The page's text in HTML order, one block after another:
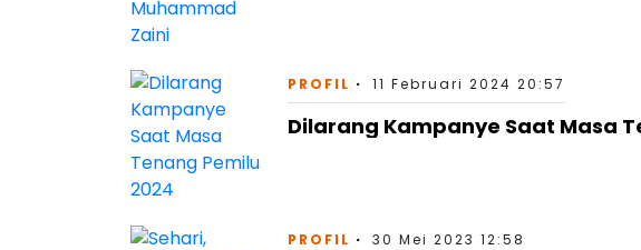
PROFIL 11 Februari 2024 20:57
Dilarang Kampanye Saat Masa
PROFIL 30 Mei 2023 12:58